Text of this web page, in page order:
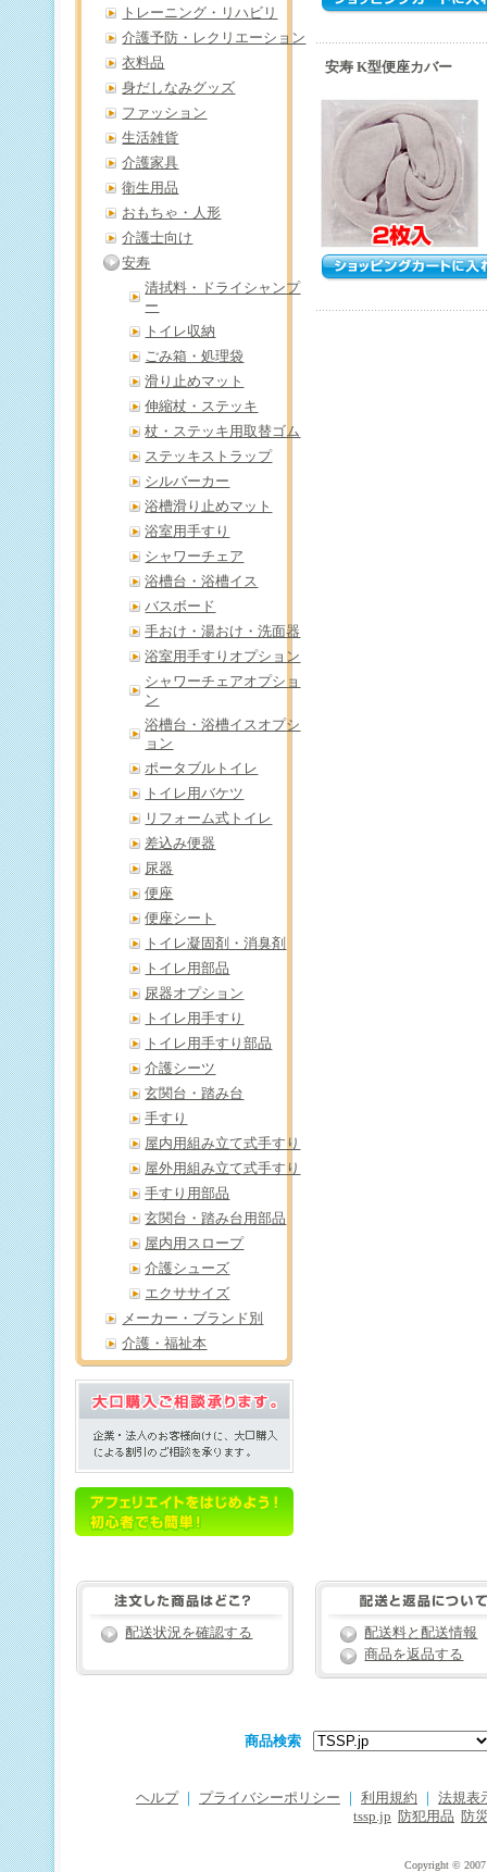
安寿 K型便座カバー
トレーニング・リハビリ
介護予防・レクリエーション
衣料品
身だしなみグッズ
ファッション
生活雑貨
介護家具
衛生用品
おもちゃ・人形
介護士向け
安寿
清拭料・ドライシャンプ
ー
トイレ収納
ごみ箱・処理袋
滑り止めマット
伸縮杖・ステッキ
杖・ステッキ用取替ゴム
ステッキストラップ
シルバーカー
浴槽滑り止めマット
浴室用手すり
シャワーチェア
浴槽台・浴槽イス
バスボード
手おけ・湯おけ・洗面器
浴室用手すりオプション
シャワーチェアオプショ
ン
浴槽台・浴槽イスオプシ
ョン
ポータブルトイレ
トイレ用バケツ
リフォーム式トイレ
差込み便器
尿器
便座
便座シート
トイレ凝固剤・消臭剤
トイレ用部品
尿器オプション
トイレ用手すり
トイレ用手すり部品
介護シーツ
玄関台・踏み台
手すり
屋内用組み立て式手すり
屋外用組み立て式手すり
手すり用部品
玄関台・踏み台用部品
屋内用スロープ
介護シューズ
エクササイズ
メーカー・ブランド別
介護・福祉本
配送状況を確認する
配送料と配送情報
商品を返品する
商品検索
ヘルプ プライバシーポリシー 利用規約
法規表
tssp.jp
防犯用品 防
Copyright © 2007